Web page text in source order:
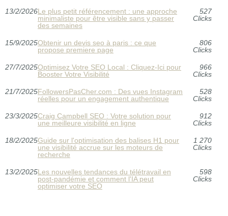
13/2/2026Le plus petit référencement : une approche
minimaliste pour être visible sans y passer
des semaines
527
Clicks
15/9/2025Obtenir un devis seo à paris : ce que
propose premiere page
806
Clicks
27/7/2025Optimisez Votre SEO Local : Cliquez-Ici pour
Booster Votre Visibilité
966
Clicks
21/7/2025FollowersPasCher.com : Des vues Instagram
réelles pour un engagement authentique
528
Clicks
23/3/2025Craig Campbell SEO : Votre solution pour
une meilleure visibilité en ligne
912
Clicks
18/2/2025Guide sur l'optimisation des balises H1 pour
une visibilité accrue sur les moteurs de
recherche
1 270
Clicks
13/2/2025Les nouvelles tendances du télétravail en
post-pandémie et comment l'IA peut
optimiser votre SEO
598
Clicks